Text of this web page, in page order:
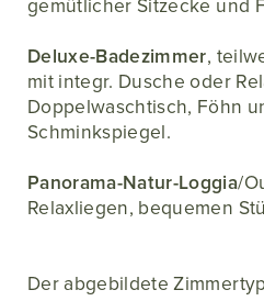
Deluxe-Badezimmer,
mit integr. Dusche oder
Doppelwaschtisch, Föhn
Schminkspiegel.
Panorama-Natur-Loggia/
Relaxliegen, bequemen
Der abgebildete